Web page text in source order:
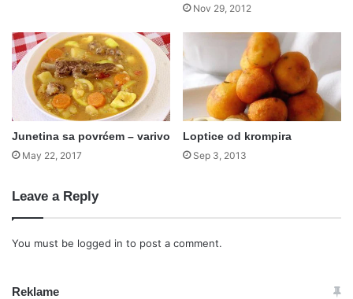
Nov 29, 2012
Junetina sa povrćem – varivo
May 22, 2017
Loptice od krompira
Sep 3, 2013
Leave a Reply
You must be logged in to post a comment.
Reklame